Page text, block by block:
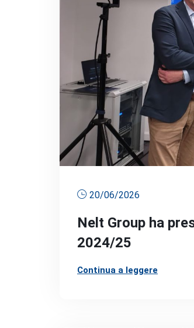
20/06/2026
Nelt Group ha
2024/25
Continua a leggere